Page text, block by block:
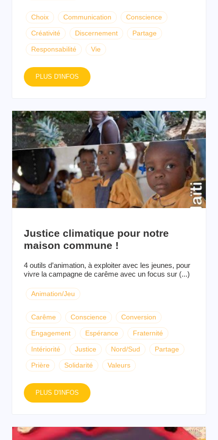
Choix Communication Conscience
Créativité Discernement Partage
Responsabilité Vie
PLUS D'INFOS
Justice climatique pour notre
maison commune !
4 outils d’animation, à exploiter avec les jeunes, pour
vivre la campagne de carême avec un focus sur (...)
Animation/Jeu
Carême Conscience Conversion
Engagement Espérance Fraternité
Intériorité Justice Nord/Sud Partage
Prière Solidarité Valeurs
PLUS D'INFOS